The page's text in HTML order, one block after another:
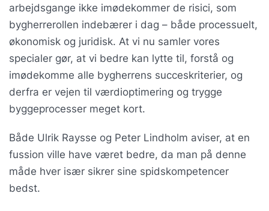
arbejdsgange ikke imødekommer de risici, som
bygherrerollen indebærer i dag – både processuelt,
økonomisk og juridisk. At vi nu samler vores
specialer gør, at vi bedre kan lytte til, forstå og
imødekomme alle bygherrens succeskriterier, og
derfra er vejen til værdioptimering og trygge
byggeprocesser meget kort.
Både Ulrik Raysse og Peter Lindholm aviser, at en
fussion ville have været bedre, da man på denne
måde hver især sikrer sine spidskompetencer
bedst.